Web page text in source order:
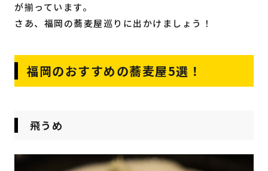
が揃っています。
さあ、福岡の蕎麦屋巡りに出かけましょう！
福岡のおすすめの蕎麦屋5選！
飛うめ